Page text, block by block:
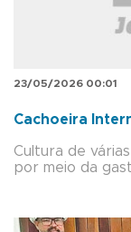
23/05/2026 00:01
Cachoeira
Cultura de
por meio da